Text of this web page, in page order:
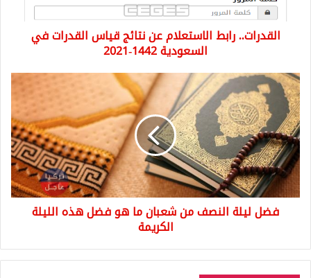
السعودية
1442-القدرات.. رابط الاستعلام عن نتائج قياس القدرات في
السعودية 1442-2021
فضل
ليلة
النصف
من
شعبان
ما
هو
فضل
هذه
فضل ليلة النصف من شعبان ما هو فضل هذه الليلة
الكريمة